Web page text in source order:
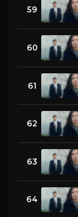
59
60
61
62
63
64